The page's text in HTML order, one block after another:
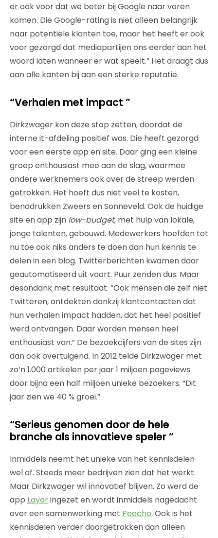
er ook voor dat we beter bij Google naar voren
komen. Die Google-rating is niet alleen belangrijk
naar potentiële klanten toe, maar het heeft er ook
voor gezorgd dat mediapartijen ons eerder aan het
woord laten wanneer er wat speelt.” Het draagt dus
aan alle kanten bij aan een sterke reputatie.
“Verhalen met impact ”
Dirkzwager kon deze stap zetten, doordat de
interne it-afdeling positief was. Die heeft gezorgd
voor een eerste app en site. Daar ging een kleine
groep enthousiast mee aan de slag, waarmee
andere werknemers ook over de streep werden
getrokken. Het hoeft dus niet veel te kosten,
benadrukken Zweers en Sonneveld. Ook de huidige
site en app zijn low-budget, met hulp van lokale,
jonge talenten, gebouwd. Medewerkers hoefden tot
nu toe ook niks anders te doen dan hun kennis te
delen in een blog. Twitterberichten kwamen daar
geautomatiseerd uit voort. Puur zenden dus. Maar
desondank met resultaat. “Ook mensen die zelf niet
Twitteren, ontdekten dankzij klantcontacten dat
hun verhalen impact hadden, dat het heel positief
werd ontvangen. Daar worden mensen heel
enthousiast van.” De bezoekcijfers van de sites zijn
dan ook overtuigend. In 2012 telde Dirkzwager met
zo’n 1.000 artikelen per jaar 1 miljoen pageviews
door bijna een half miljoen unieke bezoekers. “Dit
jaar zien we 40 % groei.”
“Serieus genomen door de hele
branche als innovatieve speler ”
Inmiddels neemt het unieke van het kennisdelen
wel af. Steeds meer bedrijven zien dat het werkt.
Maar Dirkzwager wil innovatief blijven. Zo werd de
app Layaringezet en wordt inmiddels nagedacht
over een samenwerking met Peecho. Ook is het
kennisdelen verder doorgetrokken dan alleen